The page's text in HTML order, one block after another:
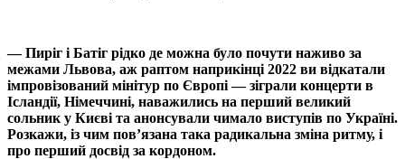
— Пиріг і Батіг рідко де можна було почути наживо за
межами Львова, аж раптом наприкінці 2022 ви відкатали
імпровізований мінітур по Європі — зіграли концерти в
Ісландії, Німеччині, наважились на перший великий
сольник у Києві та анонсували чимало виступів по Україні.
Розкажи, із чим повʼязана така радикальна зміна ритму, і
про перший досвід за кордоном.